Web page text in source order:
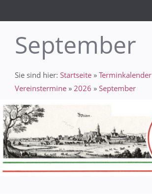
September
Sie sind hier: Startseite » Terminkalender
Vereinstermine » 2026 » September